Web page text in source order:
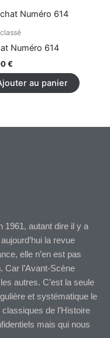
Numéro 614
€
au panier
1961, autant dire il y a
la revue
elle n’en est pas
Car l’Avant-Scène
autres. C’est la seule
et systématique le
de l’Histoire
mais qui nous